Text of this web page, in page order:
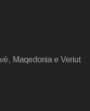
Maqedonia e Veriut